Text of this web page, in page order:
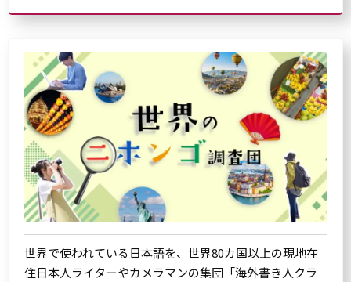
世界で使われている日本語を、世界80カ国以上の現地在
住日本人ライターやカメラマンの集団「海外書き人クラ